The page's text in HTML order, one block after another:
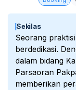
Sekilas
Seorang
berdedikasi.
dalam bidang
Parsaoran
memberikan